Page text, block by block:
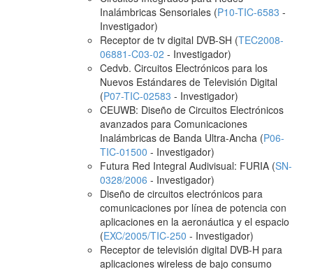
Inalámbricas Sensoriales (P10-TIC-6583 -
Investigador)
Receptor de tv digital DVB-SH (TEC2008-
06881-C03-02 - Investigador)
Cedvb. Circuitos Electrónicos para los
Nuevos Estándares de Televisión Digital
(P07-TIC-02583 - Investigador)
CEUWB: Diseño de Circuitos Electrónicos
avanzados para Comunicaciones
Inalámbricas de Banda Ultra-Ancha (P06-
TIC-01500 - Investigador)
Futura Red Integral Audivisual: FURIA (SN-
0328/2006 - Investigador)
Diseño de circuitos electrónicos para
comunicaciones por línea de potencia con
aplicaciones en la aeronáutica y el espacio
(EXC/2005/TIC-250 - Investigador)
Receptor de televisión digital DVB-H para
aplicaciones wireless de bajo consumo